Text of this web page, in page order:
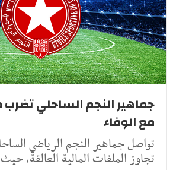
جماهير النجم الساحلي تضرب
مع الوفاء
تواصل جماهير النجم الرياضي
تجاوز الملفات المالية العالقة،